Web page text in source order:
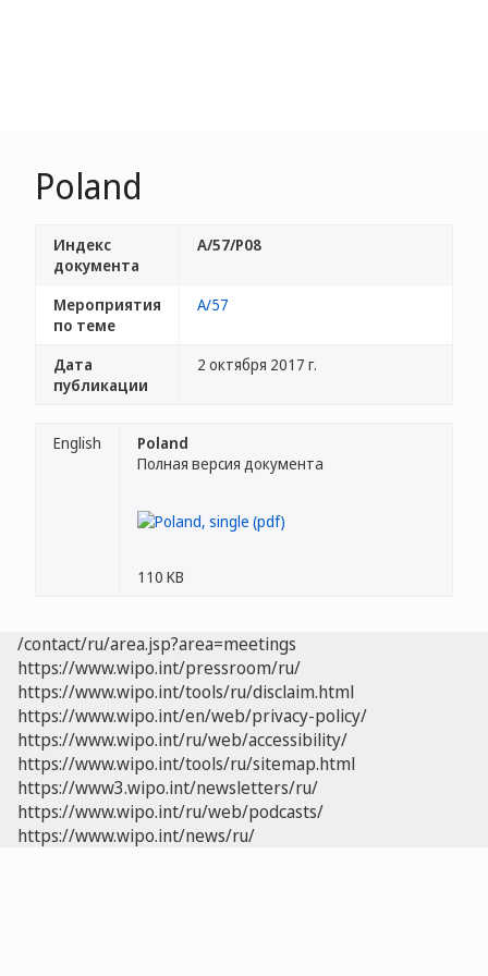
Poland
Индекс
документа
A/57/P08
Мероприятия
по теме
A/57
Дата
публикации
2 октября 2017 г.
English
Poland
Полная версия документа
110 KB
/contact/ru/area.jsp?area=meetings
https://www.wipo.int/pressroom/ru/
https://www.wipo.int/tools/ru/disclaim.html
https://www.wipo.int/en/web/privacy-policy/
https://www.wipo.int/ru/web/accessibility/
https://www.wipo.int/tools/ru/sitemap.html
https://www3.wipo.int/newsletters/ru/
https://www.wipo.int/ru/web/podcasts/
https://www.wipo.int/news/ru/